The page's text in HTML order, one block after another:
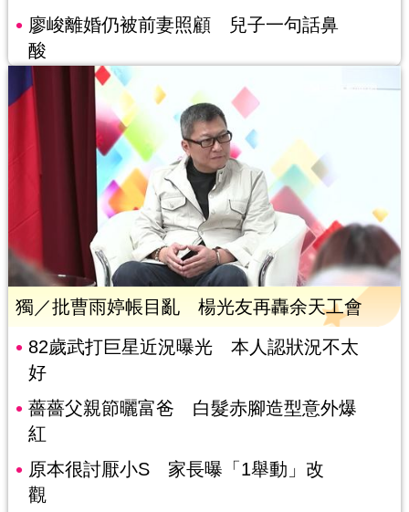
廖峻離婚仍被前妻照顧 兒子一句話鼻
酸
獨／批曹雨婷帳目亂 楊光友再轟余天工會
82歲武打巨星近況曝光 本人認狀況不太
好
薔薔父親節曬富爸 白髮赤腳造型意外爆
紅
原本很討厭小S 家長曝「1舉動」改
觀